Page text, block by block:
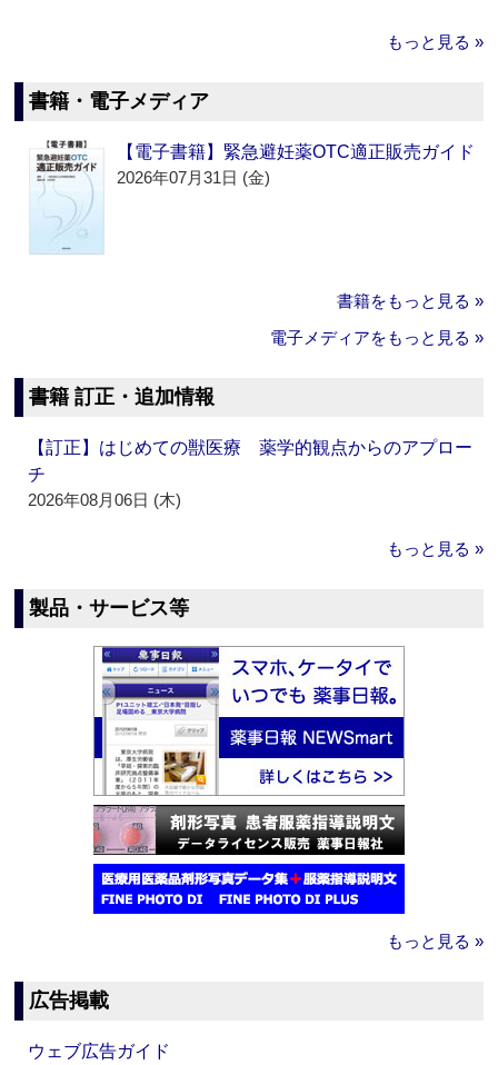
もっと見る »
書籍・電子メディア
【電子書籍】緊急避妊薬OTC適正販売ガイド
2026年07月31日 (金)
書籍をもっと見る »
電子メディアをもっと見る »
書籍 訂正・追加情報
【訂正】はじめての獣医療 薬学的観点からのアプロー
チ
2026年08月06日 (木)
もっと見る »
製品・サービス等
もっと見る »
広告掲載
ウェブ広告ガイド